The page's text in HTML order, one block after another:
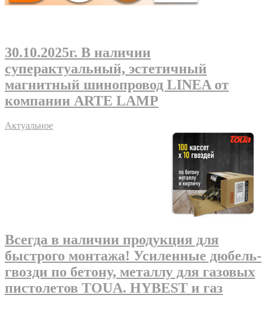
30.10.2025г. В наличии
суперактуальный, эстетичный
магнитный шинопровод LINEA от
компании ARTE LAMP
Актуальное
Всегда в наличии продукция для
быстрого монтажа! Усиленные дюбель-
гвозди по бетону, металлу для газовых
пистолетов TOUA. HYBEST и газ